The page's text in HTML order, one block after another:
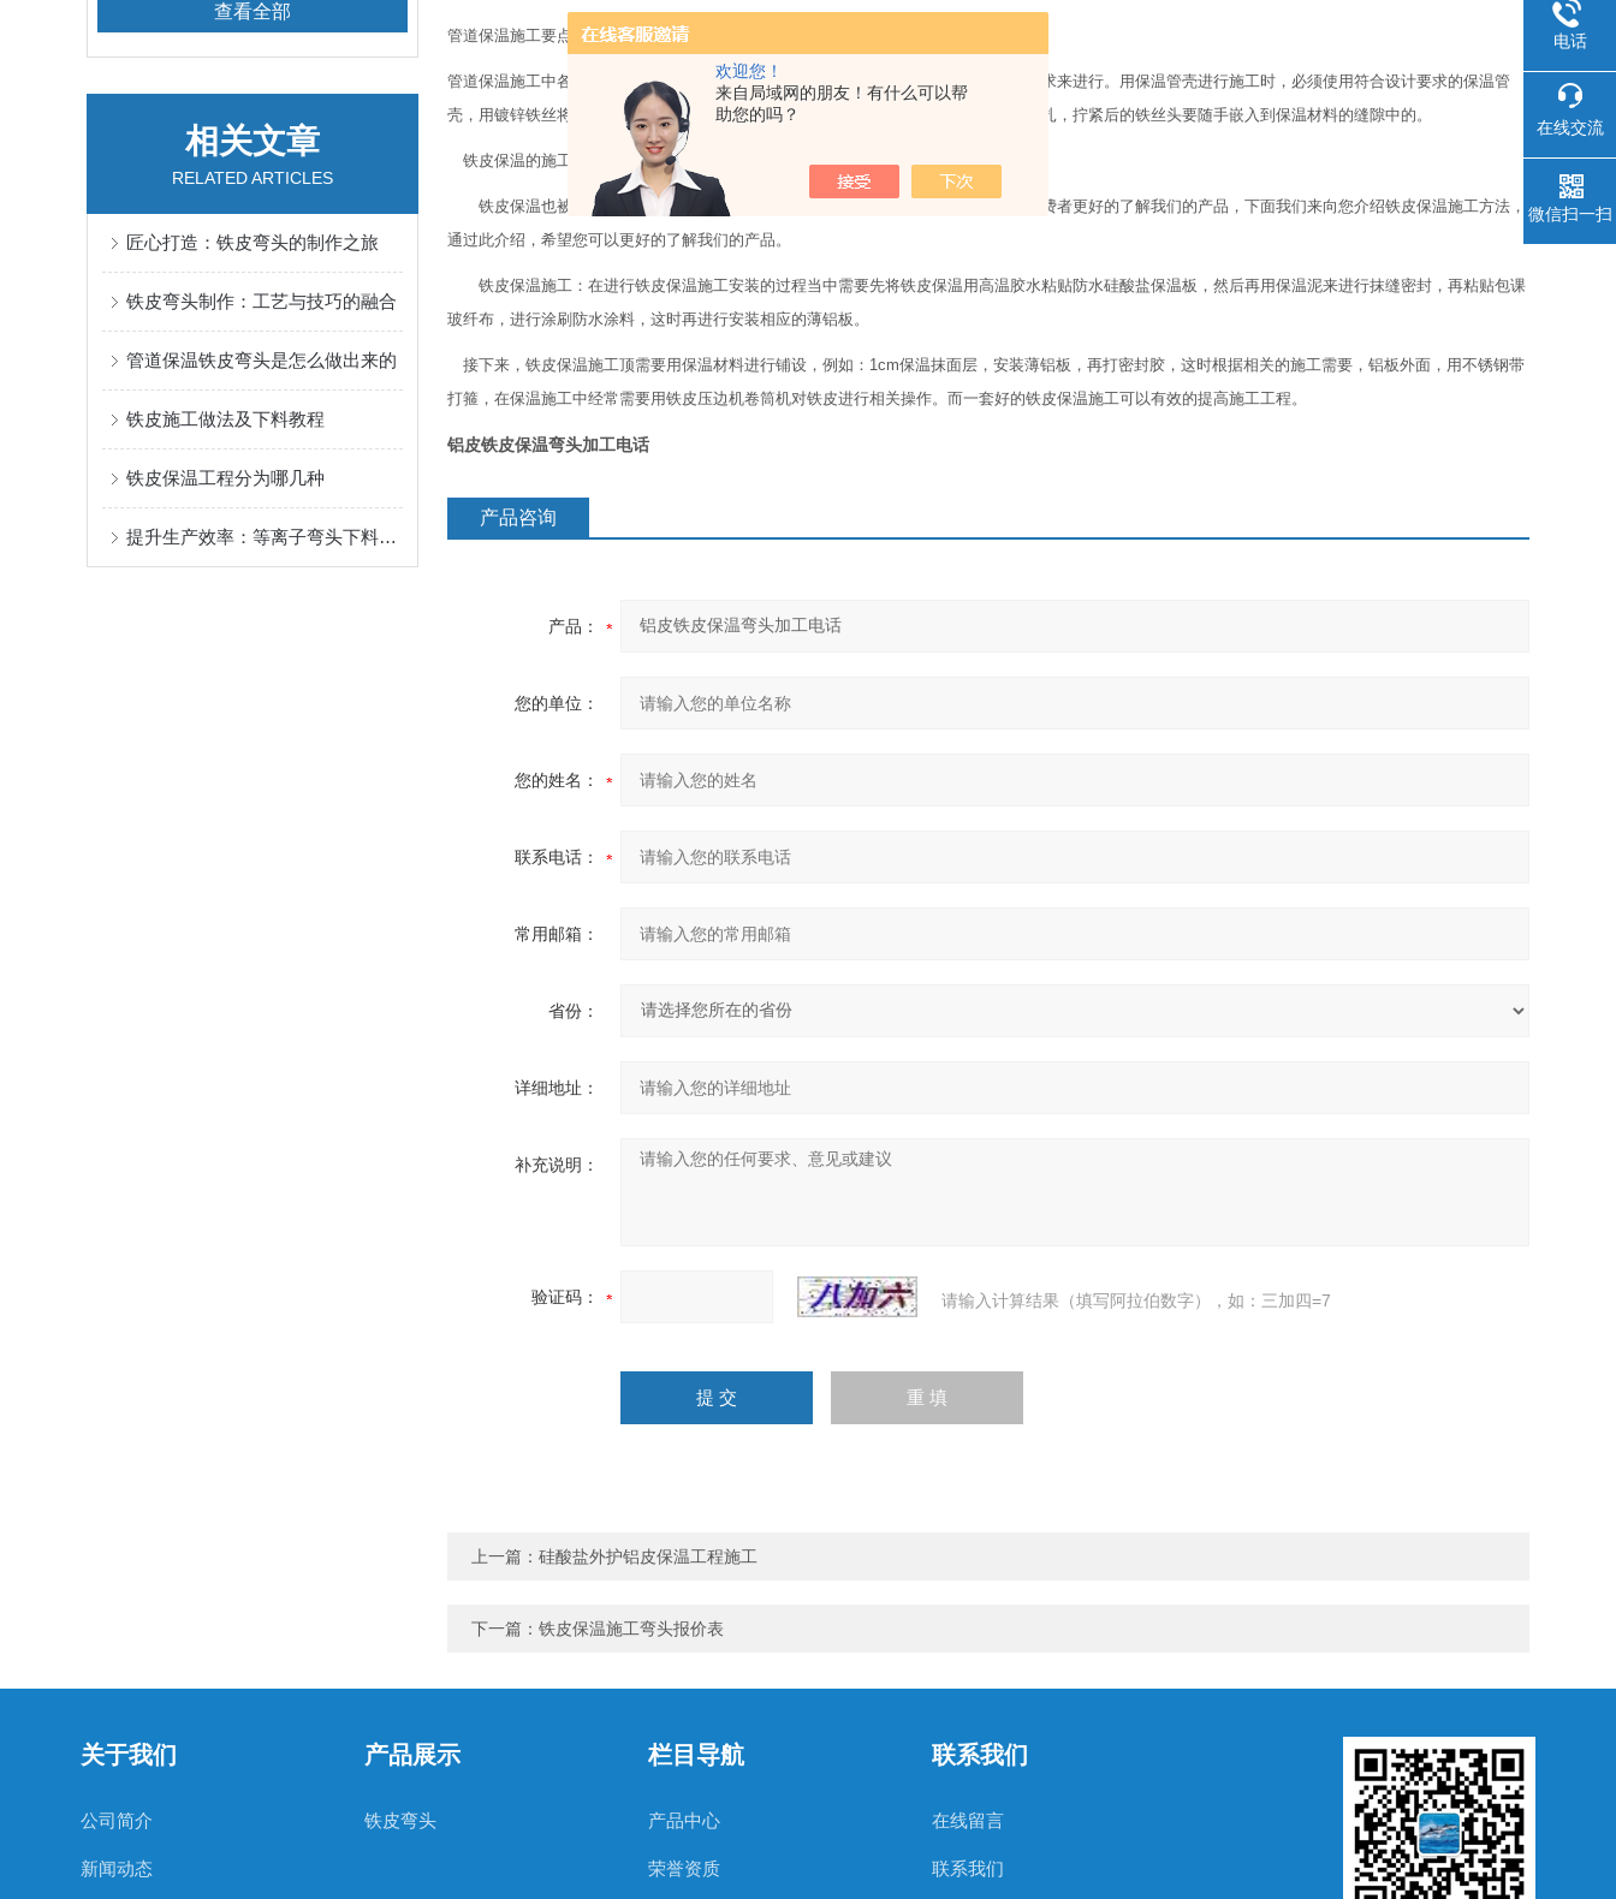
欢迎您！
来自局域网的朋友！有什么可以帮
助您的吗？
管道保温施工要点：
管道保温施工中各部位的保温材料、厚度、外护层材料、保温结构都需要按照设计的要求来进行。用保温管壳进行施工时，必须使用符合设计要求的保温管
壳，用镀锌铁丝将其捆扎在管道上，每一块保温管壳都应有两道双股镀锌铁丝来加以捆扎，拧紧后的铁丝头要随手嵌入到保温材料的缝隙中的。
铁皮保温的施工
铁皮保温也被广泛的应用于我们的生活当中，受到众多消费者的好评，而为了让消费者更好的了解我们的产品，下面我们来向您介绍铁皮保温施工方法，
通过此介绍，希望您可以更好的了解我们的产品。
铁皮保温施工：在进行铁皮保温施工安装的过程当中需要先将铁皮保温用高温胶水粘贴防水硅酸盐保温板，然后再用保温泥来进行抹缝密封，再粘贴包课
玻纤布，进行涂刷防水涂料，这时再进行安装相应的薄铝板。
接下来，铁皮保温施工顶需要用保温材料进行铺设，例如：1cm保温抹面层，安装薄铝板，再打密封胶，这时根据相关的施工需要，铝板外面，用不锈钢带
打箍，在保温施工中经常需要用铁皮压边机卷筒机对铁皮进行相关操作。而一套好的铁皮保温施工可以有效的提高施工工程。
铝皮铁皮保温弯头加工电话
产品咨询
产品：
您的单位：
您的姓名：
联系电话：
常用邮箱：
省份：
详细地址：
补充说明：
验证码： 请输入计算结果（填写阿拉伯数字），如：三加四=7
上一篇： 硅酸盐外护铝皮保温工程施工
下一篇： 铁皮保温施工弯头报价表
查看全部
相关文章
RELATED ARTICLES
匠心打造：铁皮弯头的制作之旅
铁皮弯头制作：工艺与技巧的融合
管道保温铁皮弯头是怎么做出来的
铁皮施工做法及下料教程
铁皮保温工程分为哪几种
提升生产效率：等离子弯头下料机在管道制造中的应用
关于我们
公司简介
新闻动态
产品展示
铁皮弯头
栏目导航
产品中心
荣誉资质
联系我们
在线留言
联系我们
电话
在线交流
微信扫一扫